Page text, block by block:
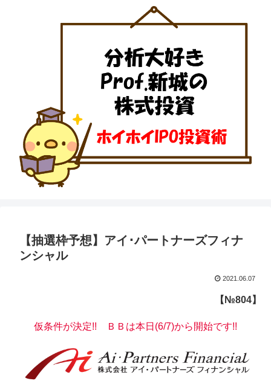
【抽選枠予想】アイ･パートナーズフィナ
ンシャル
2021.06.07
【№804】
仮条件が決定!! ＢＢは本日(6/7)から開始です!!